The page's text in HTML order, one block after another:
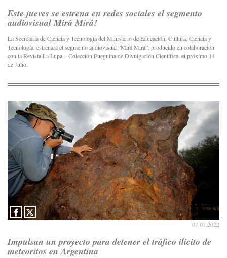
Este jueves se estrena en redes sociales el segmento
audiovisual Mirá Mirá!
La Secretaría de Ciencia y Tecnología del Ministerio de Educación, Cultura, Ciencia y
Tecnología, estrenará el segmento audiovisual “Mirá Mirá”, producido en colaboración
con la Revista La Lupa – Colección Fueguina de Divulgación Científica, el próximo 14
de Julio.
07.07.2022
Impulsan un proyecto para detener el tráfico ilícito de
meteoritos en Argentina